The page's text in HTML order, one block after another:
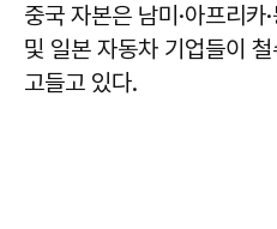
중국 자본은 남미·아프리카
및 일본 자동차 기업들이
고들고 있다.